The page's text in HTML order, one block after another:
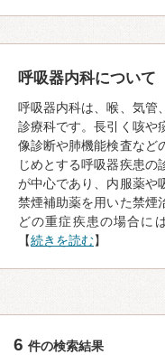
呼吸器内科について
呼吸器内科は、喉、気管
診療科です。長引く咳や
像診断や肺機能検査など
じめとする呼吸器疾患の
が中心であり、内服薬や
禁煙補助薬を用いた禁煙
どの重症疾患の場合に
【続きを読む】
6 件の検索結果